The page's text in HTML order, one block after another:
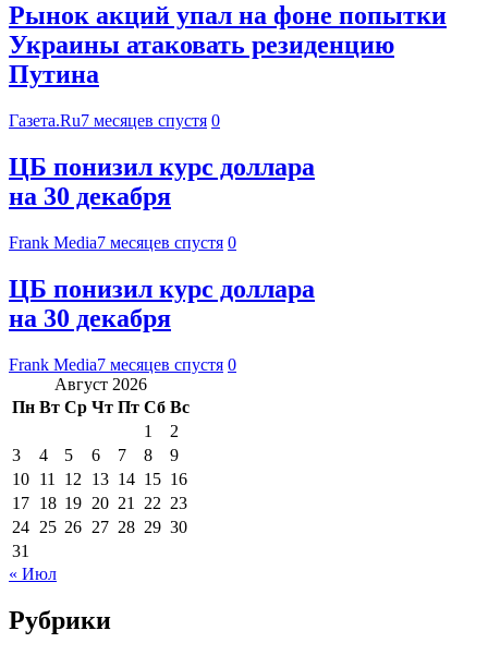
Рынок акций упал на фоне попытки
Украины атаковать резиденцию
Путина
Газета.Ru7 месяцев спустя 0
ЦБ понизил курс доллара
на 30 декабря
Frank Media7 месяцев спустя 0
ЦБ понизил курс доллара
на 30 декабря
Frank Media7 месяцев спустя 0
Август 2026
Пн Вт Ср Чт Пт Сб Вс
1
2
3
4 5 6 7 8
9
10 11 12 13 14 15 16
17 18 19 20 21 22 23
24 25 26 27 28 29 30
31
« Июл
Рубрики